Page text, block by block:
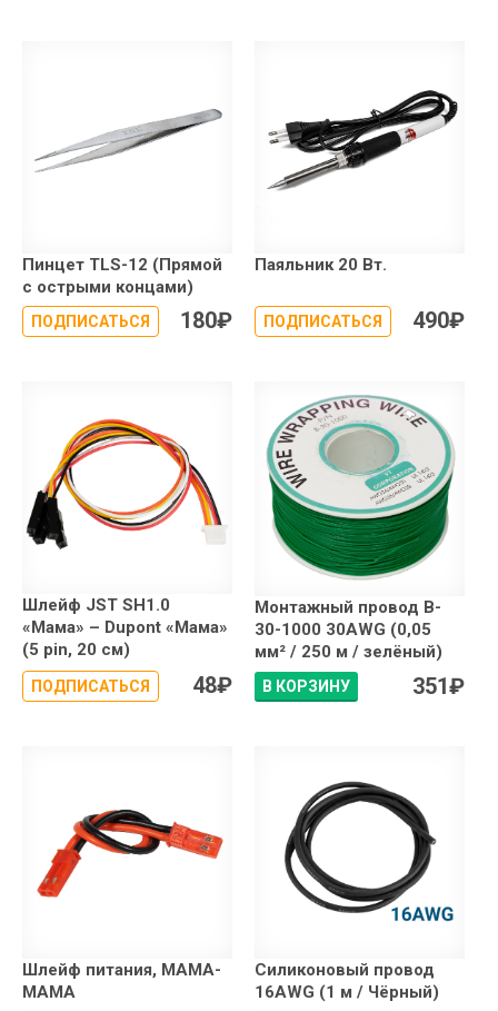
Пинцет TLS-12 (Прямой
с острыми концами)
ПОДПИСАТЬСЯ 180₽
Паяльник 20 Вт.
ПОДПИСАТЬСЯ 490₽
Шлейф JST SH1.0
«Мама» – Dupont «Мама»
(5 pin, 20 см)
ПОДПИСАТЬСЯ 48₽
Монтажный провод B-
30-1000 30AWG (0,05
мм² / 250 м / зелёный)
В КОРЗИНУ 351₽
Шлейф питания, МАМА-
МАМА
Силиконовый провод
16AWG (1 м / Чёрный)